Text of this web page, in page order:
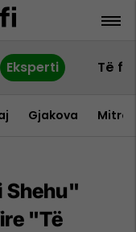
Eksperti Të
Gjakova
Shehu"
"Të